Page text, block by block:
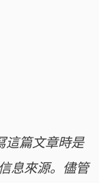
這篇文章時是
息來源。儘管